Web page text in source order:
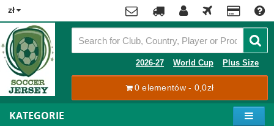
zł
Contact
Tracking
2026-27 World Cup Plus Size
0 elementów - 0,0zł
x
KATEGORIE
Premier
League
La
Liga
Bundesliga